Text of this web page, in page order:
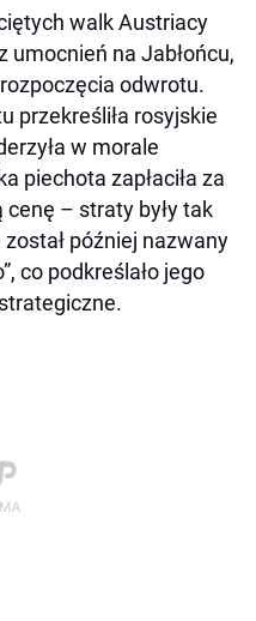
walk Austriacy
umocnień na Jabłońcu,
odwrotu.
przekreśliła rosyjskie
w morale
piechota zapłaciła za
– straty były tak
później nazwany
co podkreślało jego